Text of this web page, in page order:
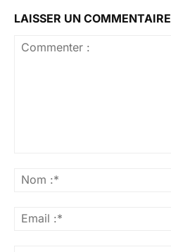
LAISSER UN COMMENTAIRE